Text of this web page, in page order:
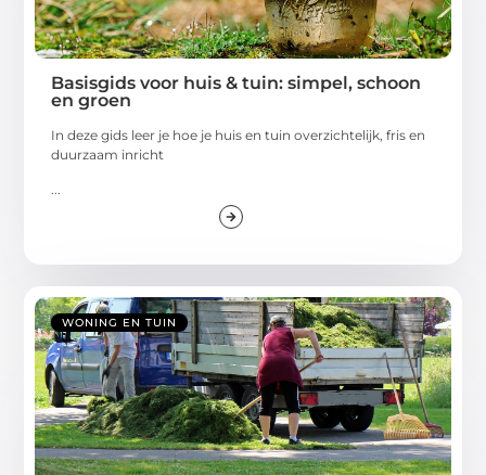
Basisgids voor huis & tuin: simpel, schoon
en groen
In deze gids leer je hoe je huis en tuin overzichtelijk, fris en
duurzaam inricht
...
WONING EN TUIN